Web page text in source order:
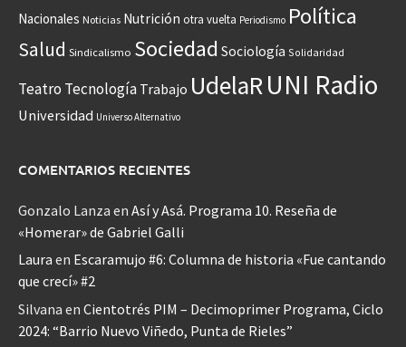
Nacionales Noticias Nutrición otra vuelta Periodismo Política
Salud Sindicalismo Sociedad Sociología Solidaridad
Teatro Tecnología Trabajo UdelaR UNI Radio
Universidad Universo Alternativo
COMENTARIOS RECIENTES
Gonzalo Lanza en Así y Asá. Programa 10. Reseña de
«Homerar» de Gabriel Galli
Laura en Escaramujo #6: Columna de historia «Fue cantando
que crecí» #2
Silvana en Cientotrés PIM – Decimoprimer Programa, Ciclo
2024: “Barrio Nuevo Viñedo, Punta de Rieles”